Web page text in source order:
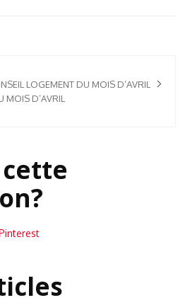
LOGEMENT DU MOIS D’AVRIL
MOIS D’AVRIL